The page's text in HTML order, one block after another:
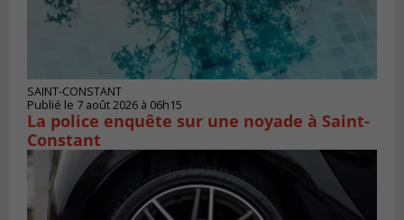
SAINT-CONSTANT
Publié le 7 août 2026 à 06h15
La police enquête sur une noyade à Saint-
Constant